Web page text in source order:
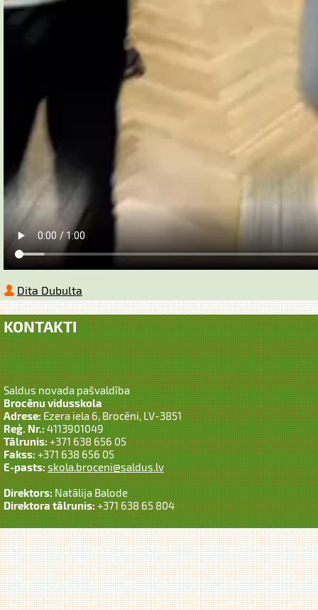
Dita Dubulta
KONTAKTI
Saldus novada pašvaldība
Brocēnu vidusskola
Adrese:Ezera iela 6, Brocēni, LV-3851
Reģ. Nr.:4113901049
Tālrunis:+371 638 656 05
Fakss:+371 638 656 05
E-pasts:skola.broceni@saldus.lv
Direktors:Natālija Balode
Direktora tālrunis:+371 638 65 804